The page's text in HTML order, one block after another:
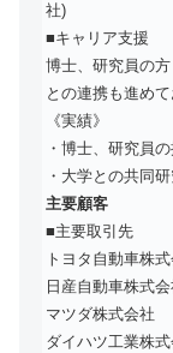
社)
■キャリア支援
博士、研究員の
との連携も進め
《実績》
・博士、研究員
・大学との共同
主要顧客
■主要取引先
トヨタ自動車株
日産自動車株式会
マツダ株式会社
ダイハツ工業株